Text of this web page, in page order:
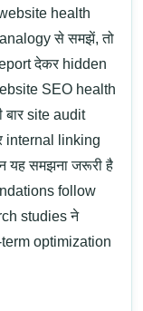
health
से समझें, तो
देकर hidden
SEO health
बार site audit
internal linking
यह समझना जरूरी है
follow
studies ने
term optimization